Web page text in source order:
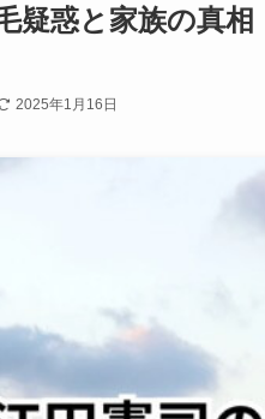
疑惑と家族の真
2025年1月16日